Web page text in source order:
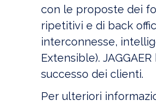
con le proposte dei
ripetitivi e di back
interconnesse,
Extensible).
successo dei clienti.
Per ulteriori